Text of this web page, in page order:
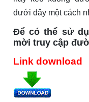
dưới đây một cách
Để có thể sử
mời truy cập
Link download